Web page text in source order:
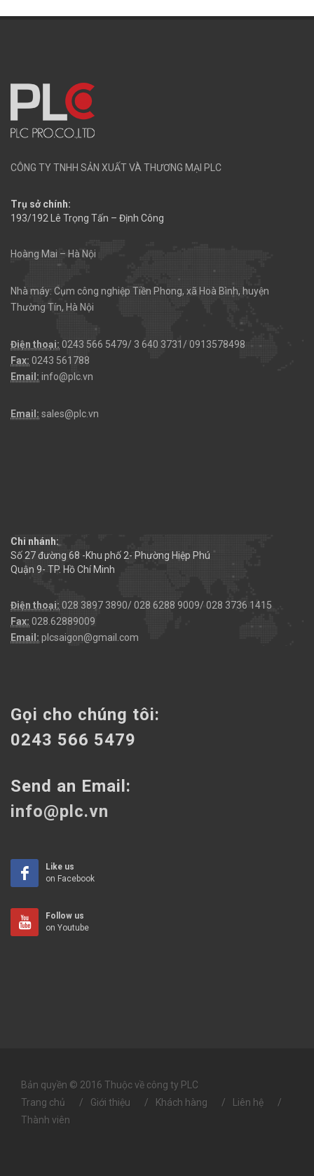
CÔNG TY TNHH SẢN XUẤT VÀ THƯƠNG MẠI PLC
Trụ sở chính:
193/192 Lê Trọng Tấn – Định Công
Hoàng Mai – Hà Nội
Nhà máy: Cụm công nghiệp Tiền Phong, xã Hoà Bình, huyện
Thường Tín, Hà Nội
Điện thoại: 0243 566 5479/ 3 640 3731/ 0913578498
Fax: 0243 561788
Email: info@plc.vn
Email: sales@plc.vn
Chi nhánh:
Số 27 đường 68 -Khu phố 2- Phường Hiệp Phú
Quận 9- TP. Hồ Chí Minh
Điện thoại: 028 3897 3890/ 028 6288 9009/ 028 3736 1415
Fax: 028.62889009
Email: plcsaigon@gmail.com
Gọi cho chúng tôi:
0243 566 5479
Send an Email:
info@plc.vn
Like us
on Facebook
Follow us
on Youtube
Bản quyền © 2016 Thuộc về công ty PLC
Trang chủ
Giới thiệu Khách hàng
Liên hệ
Thành viên